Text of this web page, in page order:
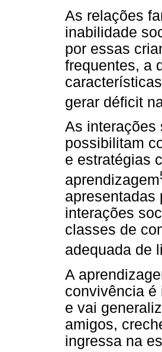
As relações
inabilidade
por essas
frequentes, a
gerar déficit
As interações
possibilitam
e estratégias
aprendizagem
apresentadas
interações
classes de
adequada de
A
convivência é
e vai
amigos,
ingressa na